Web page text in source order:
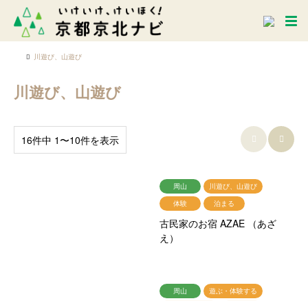
川遊び、山遊び
川遊び、山遊び
16件中 1〜10件を表示  
周山
川遊び、山遊び
体験
泊まる
古民家のお宿 AZAE （あざ
え）
周山
遊ぶ・体験する